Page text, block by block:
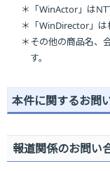
＊「WinActor」は
＊「WinDirector」は
＊その他の商品名、
す。
本件に関するお問
報道関係のお問い